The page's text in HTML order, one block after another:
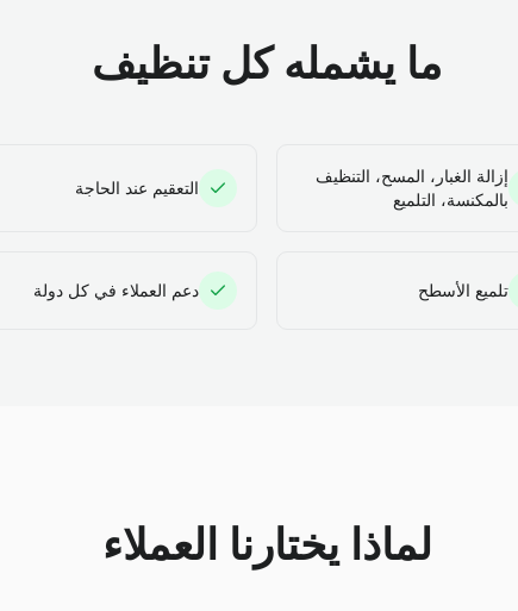
ما يشمله كل تنظيف
إزالة الغبار، المسح، التنظيف
بالمكنسة، التلميع
التعقيم عند الحاجة
تلميع الأسطح دعم العملاء في كل دولة
لماذا يختارنا العملاء